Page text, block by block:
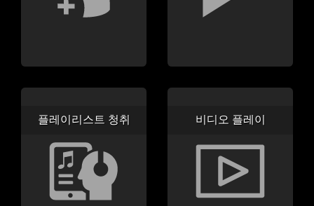
플레이리스트 청취 비디오 플레이